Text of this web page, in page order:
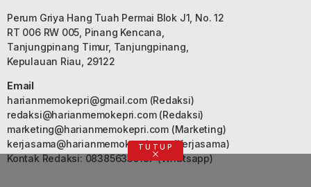
Perum Griya Hang Tuah Permai Blok J1, No. 12
RT 006 RW 005, Pinang Kencana,
Tanjungpinang Timur, Tanjungpinang,
Kepulauan Riau, 29122
Email
harianmemokepri@gmail.com(Redaksi)
redaksi@harianmemokepri.com(Redaksi)
marketing@harianmemokepri.com(Marketing)
kerjasama@harianmemokepri.com(Kerjasama)
Kontak Redaksi: 083856335187 (Whatsapp)
TUTUP